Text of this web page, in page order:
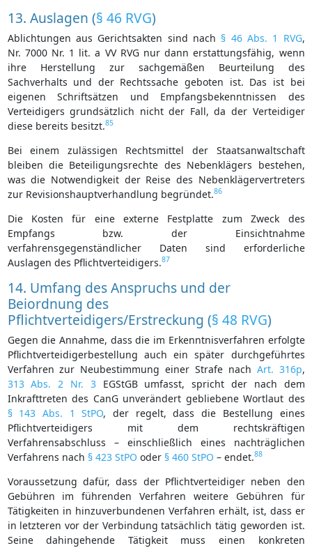
13. Auslagen (§ 46 RVG)
Ablichtungen aus Gerichtsakten sind nach § 46 Abs. 1 RVG,
Nr. 7000 Nr. 1 lit. a VV RVG nur dann erstattungsfähig, wenn
ihre Herstellung zur sachgemäßen Beurteilung des
Sachverhalts und der Rechtssache geboten ist. Das ist bei
eigenen Schriftsätzen und Empfangsbekenntnissen des
Verteidigers grundsätzlich nicht der Fall, da der Verteidiger
diese bereits besitzt.85
Bei einem zulässigen Rechtsmittel der Staatsanwaltschaft
bleiben die Beteiligungsrechte des Nebenklägers bestehen,
was die Notwendigkeit der Reise des Nebenklägervertreters
zur Revisionshauptverhandlung begründet.86
Die Kosten für eine externe Festplatte zum Zweck des
Empfangs bzw. der Einsichtnahme
verfahrensgegenständlicher Daten sind erforderliche
Auslagen des Pflichtverteidigers.87
14. Umfang des Anspruchs und der
Beiordnung des
Pflichtverteidigers/Erstreckung (§ 48 RVG)
Gegen die Annahme, dass die im Erkenntnisverfahren erfolgte
Pflichtverteidigerbestellung auch ein später durchgeführtes
Verfahren zur Neubestimmung einer Strafe nach Art. 316p,
313 Abs. 2 Nr. 3EGStGB umfasst, spricht der nach dem
Inkrafttreten des CanG unverändert gebliebene Wortlaut des
§ 143 Abs. 1 StPO, der regelt, dass die Bestellung eines
Pflichtverteidigers mit dem rechtskräftigen
Verfahrensabschluss – einschließlich eines nachträglichen
Verfahrens nach § 423 StPO oder § 460 StPO – endet.88
Voraussetzung dafür, dass der Pflichtverteidiger neben den
Gebühren im führenden Verfahren weitere Gebühren für
Tätigkeiten in hinzuverbundenen Verfahren erhält, ist, dass er
in letzteren vor der Verbindung tatsächlich tätig geworden ist.
Seine dahingehende Tätigkeit muss einen konkreten